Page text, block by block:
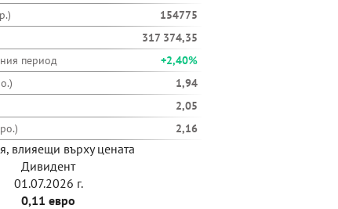
154775
317 374,35
период
+2,40%
1,94
2,05
2,16
влияещи върху цената
Дивидент
01.07.2026 г.
0,11 евро